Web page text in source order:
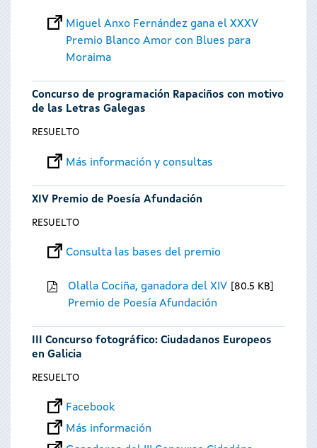
Miguel Anxo Fernández gana el XXXV
Premio Blanco Amor con Blues para
Moraima
Concurso de programación Rapaciños con motivo
de las Letras Galegas
RESUELTO
Más información y consultas
XIV Premio de Poesía Afundación
RESUELTO
Consulta las bases del premio
Olalla Cociña, ganadora del XIV
Premio de Poesía Afundación
80.5 KB
III Concurso fotográfico: Ciudadanos Europeos
en Galicia
RESUELTO
Facebook
Más información